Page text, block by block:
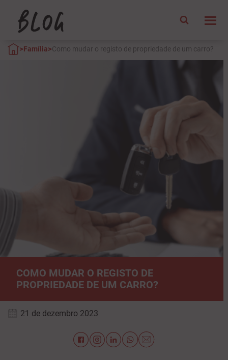
>Família>Como mudar o registo de propriedade de um carro?
COMO MUDAR O REGISTO DE
PROPRIEDADE DE UM CARRO?
21 de dezembro 2023